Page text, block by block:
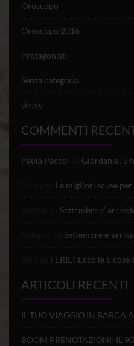
Oroscopo
Oroscopo 2016
Protagonisti
Senza categoria
single
COMMENTI
Paola Paccoi Giordania:
Le migliori scuse
Settembre e’
Settembre e’
FERIE? Ecco le 5
ARTICOLI RECENTI
IL TUO VIAGGIO IN BARCA
BOOM PRENOTAZIONI: IL